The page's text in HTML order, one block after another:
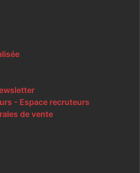
- Espace recruteurs
de vente